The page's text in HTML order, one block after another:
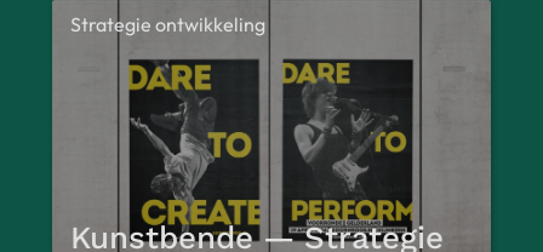
Strategie ontwikkeling
Kunstbende — Strategie